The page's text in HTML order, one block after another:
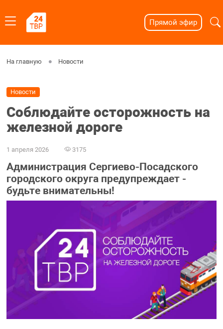
Прямой эфир
На главную Новости
Новости
Соблюдайте осторожность на
железной дороге
1 апреля 2026 3175
Администрация Сергиево-Посадского
городского округа предупреждает -
будьте внимательны!